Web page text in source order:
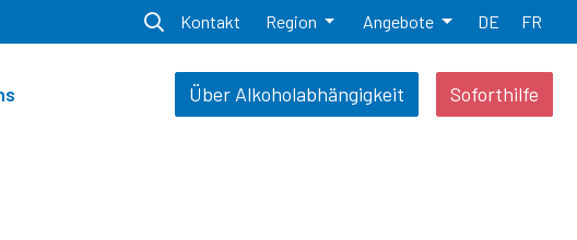
Kontakt Region Angebote DE FR
Über Alkoholabhängigkeit Soforthilfe